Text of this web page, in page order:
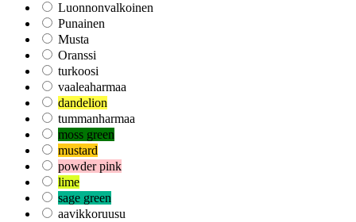
Luonnonvalkoinen
Punainen
Musta
Oranssi
turkoosi
vaaleaharmaa
dandelion
tummanharmaa
moss green
mustard
powder pink
lime
sage green
aavikkoruusu